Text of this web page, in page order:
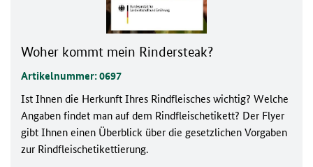
Woher kommt mein Rindersteak?
Artikelnummer: 0697
Ist Ihnen die Herkunft Ihres Rindfleisches wichtig? Welche
Angaben findet man auf dem Rindfleischetikett? Der Flyer
gibt Ihnen einen Überblick über die gesetzlichen Vorgaben
zur Rindfleischetikettierung.